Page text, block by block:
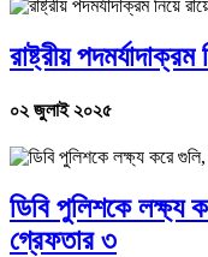
রাষ্ট্রীয়
০২ জুলাই ২০২৫
ডিবি পুলিশকে লক্ষ্য
গ্রেফতার ৩